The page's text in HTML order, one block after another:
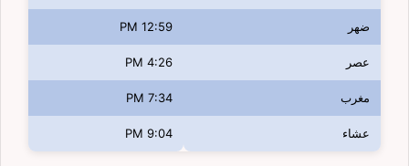
ضهر 12:59 PM
عصر 4:26 PM
مغرب 7:34 PM
عشاء 9:04 PM